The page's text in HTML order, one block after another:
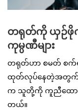
တရုတ်ကို ယှဉ်ဖို
ကုမ္ပဏီများ
တရုတ်ဟာ စမတ် စက်ရု
ထုတ်လုပ်နေတဲ့အတွက်
က သူတို့ကို ကူညီထောက်
တယ်။